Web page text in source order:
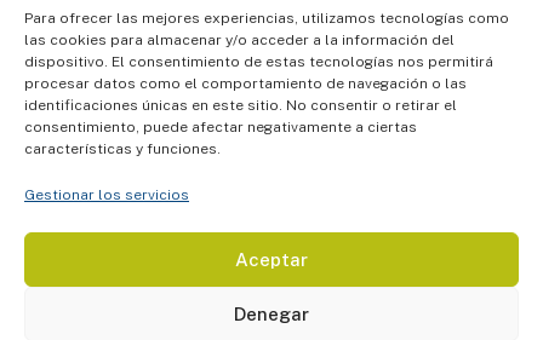
Para ofrecer las mejores experiencias, utilizamos tecnologías como
las cookies para almacenar y/o acceder a la información del
dispositivo. El consentimiento de estas tecnologías nos permitirá
procesar datos como el comportamiento de navegación o las
identificaciones únicas en este sitio. No consentir o retirar el
consentimiento, puede afectar negativamente a ciertas
características y funciones.
Gestionar los servicios
Aceptar
Denegar
demandadas.
Conocer ENARM Excellence
ENARM A Tu Ritmo
irregulares.